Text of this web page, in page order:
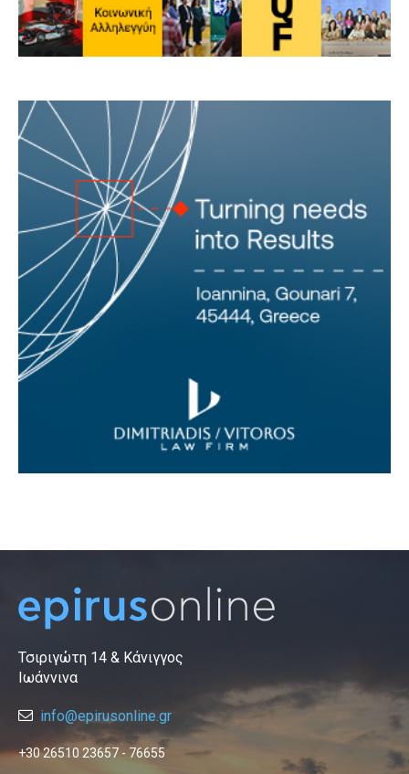
Τσιριγώτη 14 & Κάνιγγος
Ιωάννινα
info@epirusonline.gr
+30 26510 23657 - 76655